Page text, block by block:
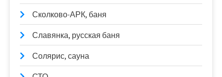
Сколково-АРК, баня
Славянка, русская баня
Солярис, сауна